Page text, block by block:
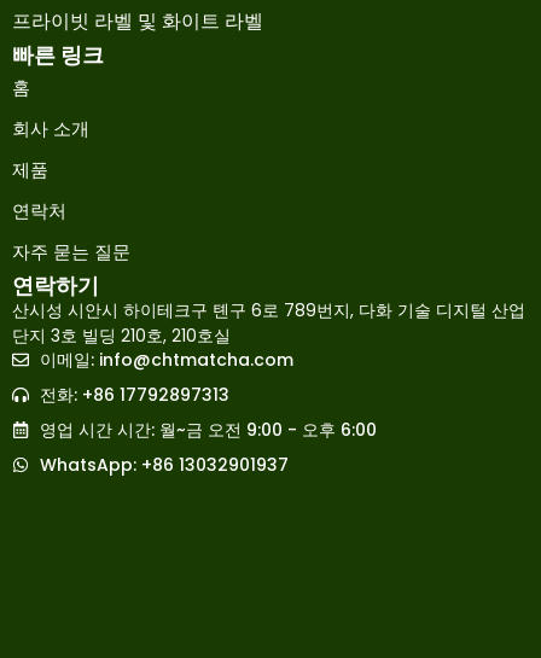
프라이빗 라벨 및 화이트 라벨
빠른 링크
홈
회사 소개
제품
연락처
자주 묻는 질문
연락하기
산시성 시안시 하이테크구 톈구 6로 789번지, 다화 기술 디지털 산업
단지 3호 빌딩 210호, 210호실
이메일: info@chtmatcha.com
전화: +86 17792897313
영업 시간 시간: 월~금 오전 9:00 - 오후 6:00
WhatsApp: +86 13032901937
Russian
French